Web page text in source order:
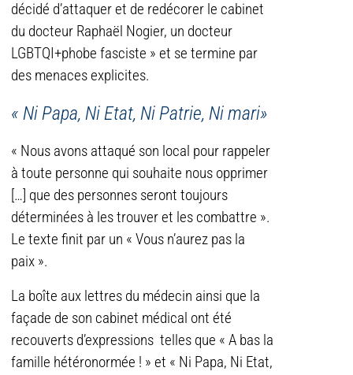
décidé d’attaquer et de redécorer le cabinet
du docteur Raphaël Nogier, un docteur
LGBTQI+phobe fasciste » et se termine par
des menaces explicites.
« Ni Papa, Ni Etat, Ni Patrie, Ni mari»
« Nous avons attaqué son local pour rappeler
à toute personne qui souhaite nous opprimer
[…] que des personnes seront toujours
déterminées à les trouver et les combattre ».
Le texte finit par un « Vous n’aurez pas la
paix ».
La boîte aux lettres du médecin ainsi que la
façade de son cabinet médical ont été
recouverts d’expressions telles que « A bas la
famille hétéronormée ! » et « Ni Papa, Ni Etat,